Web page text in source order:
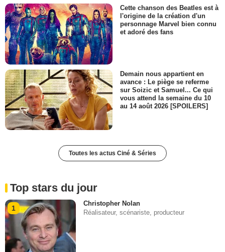
Cette chanson des Beatles est à
l'origine de la création d'un
personnage Marvel bien connu
et adoré des fans
Demain nous appartient en
avance : Le piège se referme
sur Soizic et Samuel... Ce qui
vous attend la semaine du 10
au 14 août 2026 [SPOILERS]
Toutes les actus Ciné & Séries
Top stars du jour
1
Christopher Nolan
Réalisateur, scénariste, producteur